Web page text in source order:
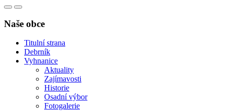
Naše obce
Titulní strana
Debrník
Vyhnanice
Aktuality
Zajímavosti
Historie
Osadní výbor
Fotogalerie